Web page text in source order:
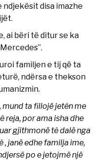
ndjekësit disa imazhe
ai bëri të ditur se ka
familjen e tij që ta
ndërsa e thekson
mund ta fillojë jetên me
reja, por ama isha dhe
gjithmonë tê dalë nga
, janë edhe familja ime,
po e jetojmë një